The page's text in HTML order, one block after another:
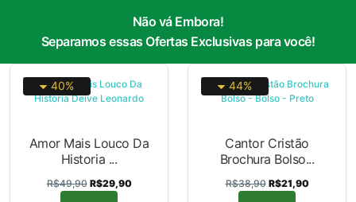
Não vá Embora!
Separamos essas Ofertas Exclusivas para você!
40%
Amor Mais Louco Da
Historia ...
R$49,90 R$29,90
44%
Cantor Cristão
Brochura Bolso...
R$38,90 R$21,90